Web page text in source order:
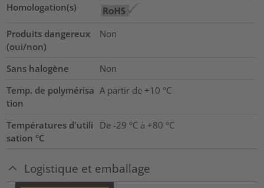
Homologation(s)
Produits dangereux
(oui/non)
Non
Sans halogène
Non
Temp. de polymérisa
tion
A partir de +10 °C
Températures d'utili
sation °C
De -29 °C à +80 °C
Logistique et emballage